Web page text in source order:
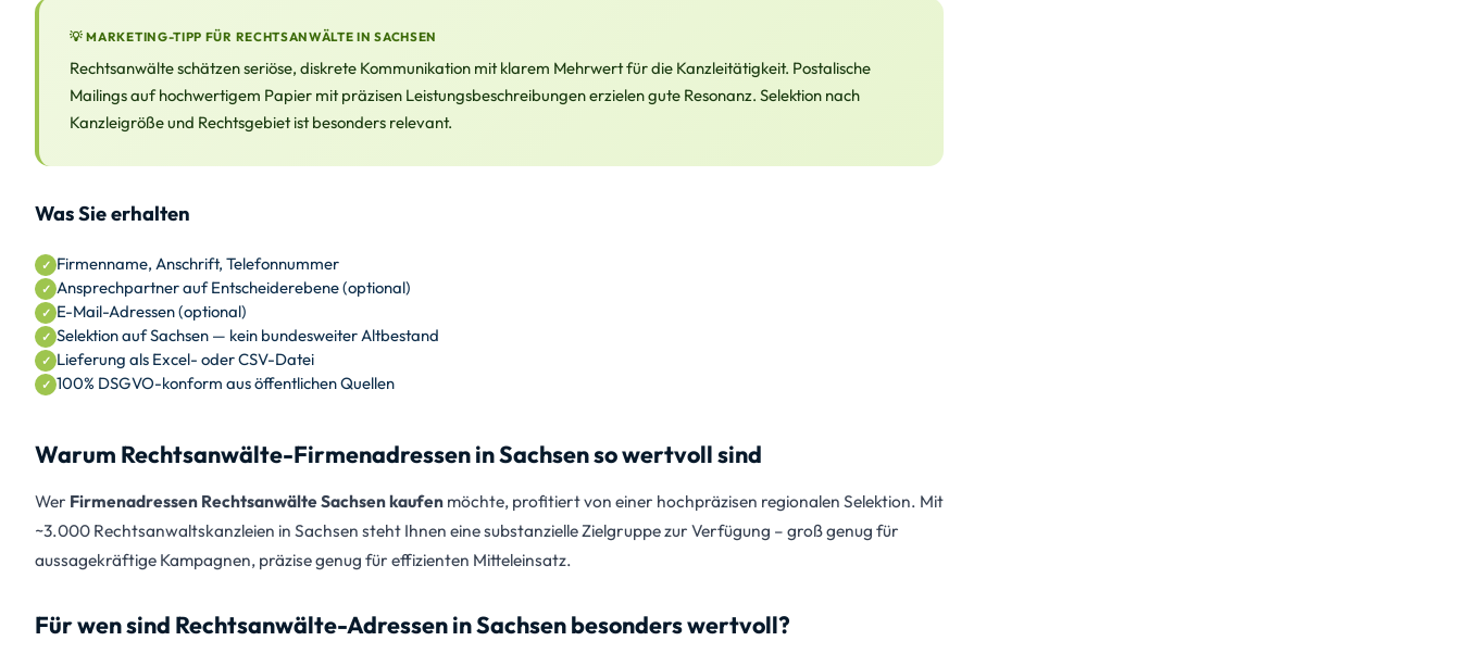
💡 MARKETING-TIPP FÜR RECHTSANWÄLTE IN SACHSEN
Rechtsanwälte schätzen seriöse, diskrete Kommunikation mit klarem Mehrwert für die Kanzleitätigkeit. Postalische
Mailings auf hochwertigem Papier mit präzisen Leistungsbeschreibungen erzielen gute Resonanz. Selektion nach
Kanzleigröße und Rechtsgebiet ist besonders relevant.
Was Sie erhalten
Firmenname, Anschrift, Telefonnummer
Ansprechpartner auf Entscheiderebene (optional)
E-Mail-Adressen (optional)
Selektion auf Sachsen — kein bundesweiter Altbestand
Lieferung als Excel- oder CSV-Datei
100% DSGVO-konform aus öffentlichen Quellen
Warum Rechtsanwälte-Firmenadressen in Sachsen so wertvoll sind
Wer Firmenadressen Rechtsanwälte Sachsen kaufen möchte, profitiert von einer hochpräzisen regionalen Selektion. Mit
~3.000 Rechtsanwaltskanzleien in Sachsen steht Ihnen eine substanzielle Zielgruppe zur Verfügung – groß genug für
aussagekräftige Kampagnen, präzise genug für effizienten Mitteleinsatz.
Für wen sind Rechtsanwälte-Adressen in Sachsen besonders wertvoll?